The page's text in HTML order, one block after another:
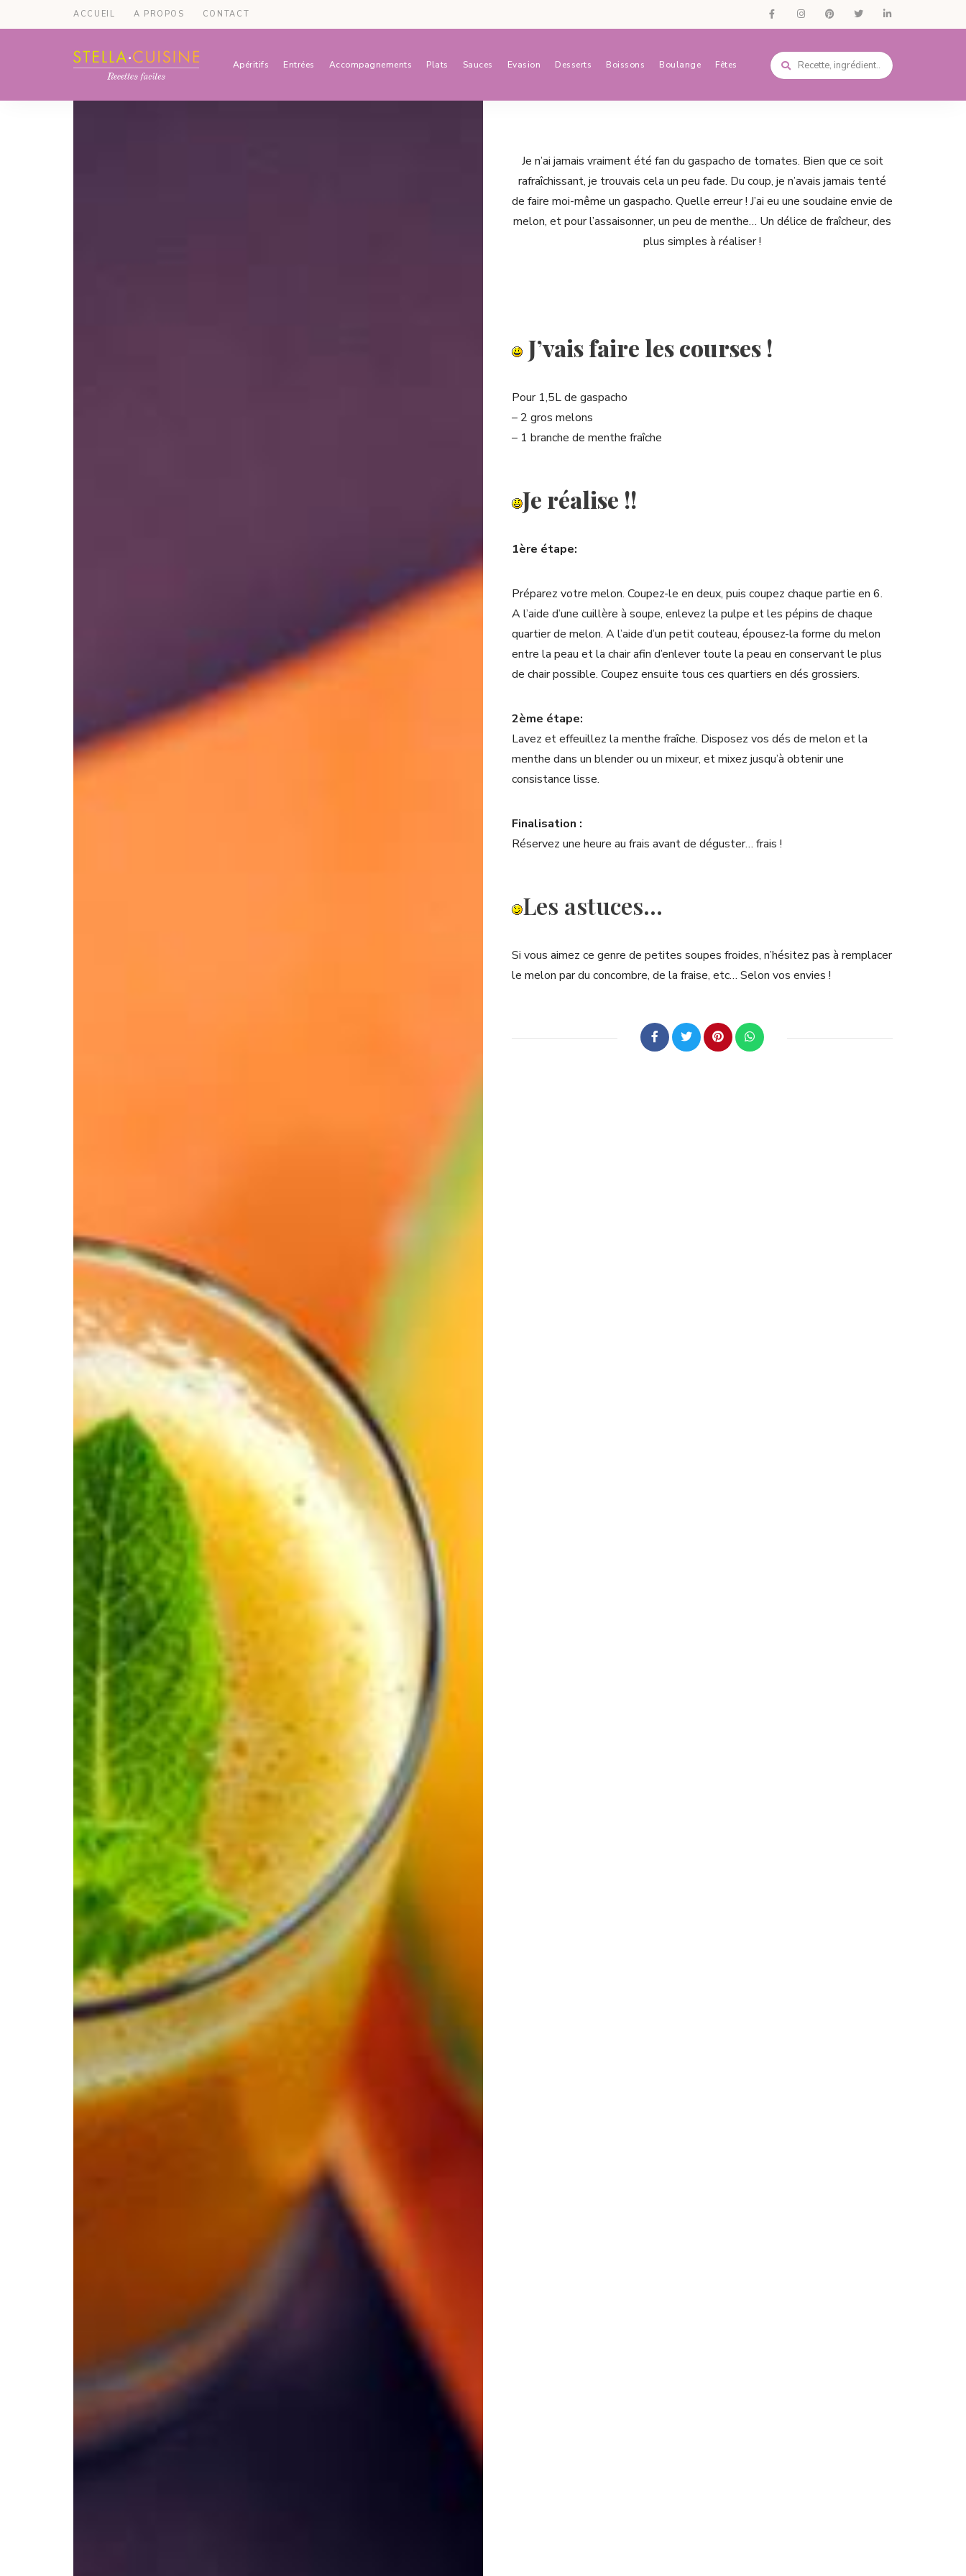
ACCUEIL A PROPOS CONTACT
Recettes
Recettes
Apéritifs Entrées Accompagnements Plats Sauces Evasion Desserts Boissons Boulange Fêtes
Je n’ai jamais vraiment été fan du gaspacho de tomates. Bien que ce soit
rafraîchissant, je trouvais cela un peu fade. Du coup, je n’avais jamais tenté
de faire moi-même un gaspacho. Quelle erreur ! J’ai eu une soudaine envie de
melon, et pour l’assaisonner, un peu de menthe… Un délice de fraîcheur, des
plus simples à réaliser !
J’vais faire les courses !
Pour 1,5L de gaspacho
– 2 gros melons
– 1 branche de menthe fraîche
Je réalise !!
1ère étape:
Préparez votre melon. Coupez-le en deux, puis coupez chaque partie en 6.
A l’aide d’une cuillère à soupe, enlevez la pulpe et les pépins de chaque
quartier de melon. A l’aide d’un petit couteau, épousez-la forme du melon
entre la peau et la chair afin d’enlever toute la peau en conservant le plus
de chair possible. Coupez ensuite tous ces quartiers en dés grossiers.
2ème étape:
Lavez et effeuillez la menthe fraîche. Disposez vos dés de melon et la
menthe dans un blender ou un mixeur, et mixez jusqu’à obtenir une
consistance lisse.
Finalisation :
Réservez une heure au frais avant de déguster… frais !
Les astuces…
Si vous aimez ce genre de petites soupes froides, n’hésitez pas à remplacer
le melon par du concombre, de la fraise, etc… Selon vos envies !